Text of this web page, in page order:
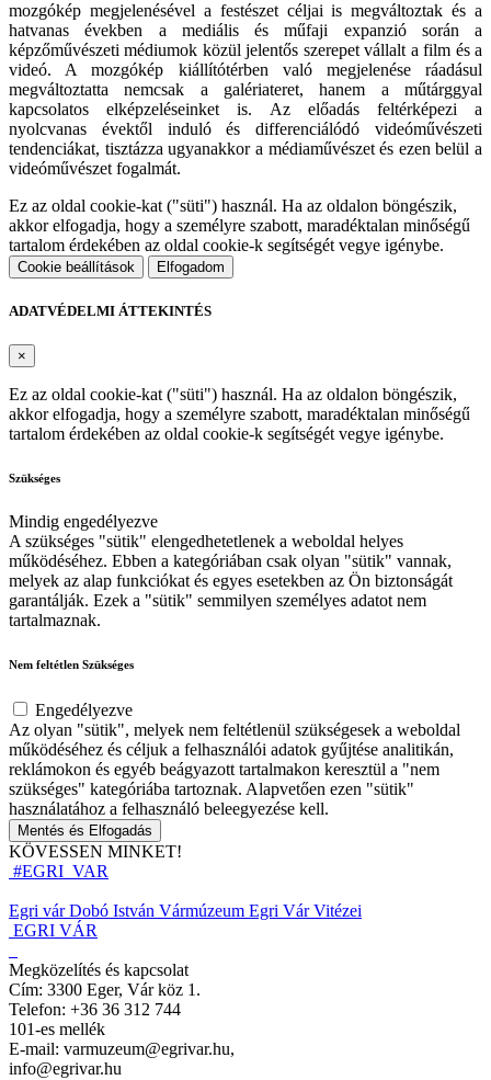
mozgókép megjelenésével a festészet céljai is megváltoztak és a
hatvanas években a mediális és műfaji expanzió során a
képzőművészeti médiumok közül jelentős szerepet vállalt a film és a
videó. A mozgókép kiállítótérben való megjelenése ráadásul
megváltoztatta nemcsak a galériateret, hanem a műtárggyal
kapcsolatos elképzeléseinket is. Az előadás feltérképezi a
nyolcvanas évektől induló és differenciálódó videóművészeti
tendenciákat, tisztázza ugyanakkor a médiaművészet és ezen belül a
videóművészet fogalmát.
Ez az oldal cookie-kat ("süti") használ. Ha az oldalon böngészik,
akkor elfogadja, hogy a személyre szabott, maradéktalan minőségű
tartalom érdekében az oldal cookie-k segítségét vegye igénybe.
Cookie beállítások Elfogadom
ADATVÉDELMI ÁTTEKINTÉS
×
Ez az oldal cookie-kat ("süti") használ. Ha az oldalon böngészik,
akkor elfogadja, hogy a személyre szabott, maradéktalan minőségű
tartalom érdekében az oldal cookie-k segítségét vegye igénybe.
Szükséges
Mindig engedélyezve
A szükséges "sütik" elengedhetetlenek a weboldal helyes
működéséhez. Ebben a kategóriában csak olyan "sütik" vannak,
melyek az alap funkciókat és egyes esetekben az Ön biztonságát
garantálják. Ezek a "sütik" semmilyen személyes adatot nem
tartalmaznak.
Nem feltétlen Szükséges
Engedélyezve
Az olyan "sütik", melyek nem feltétlenül szükségesek a weboldal
működéséhez és céljuk a felhasználói adatok gyűjtése analitikán,
reklámokon és egyéb beágyazott tartalmakon keresztül a "nem
szükséges" kategóriába tartoznak. Alapvetően ezen "sütik"
használatához a felhasználó beleegyezése kell.
Mentés és Elfogadás
KÖVESSEN MINKET!
#EGRI_VAR
Egri várDobó István Vármúzeum Egri Vár Vitézei
EGRI VÁR
Megközelítés és kapcsolat
Cím: 3300 Eger, Vár köz 1.
Telefon: +36 36 312 744
101-es mellék
E-mail: varmuzeum@egrivar.hu,
info@egrivar.hu